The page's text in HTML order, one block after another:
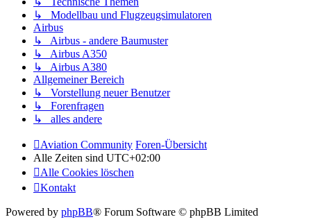
↳ Modellbau und Flugzeugsimulatoren
Airbus
↳ Airbus - andere Baumuster
↳ Airbus A350
↳ Airbus A380
Allgemeiner Bereich
↳ Vorstellung neuer Benutzer
↳ Forenfragen
↳ alles andere
Aviation Community Foren-Übersicht
Alle Zeiten sind UTC+02:00
Alle Cookies löschen
Kontakt
Powered by phpBB® Forum Software © phpBB Limited